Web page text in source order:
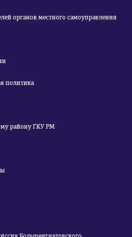
органов местного самоуправления
политика
району ГКУ РМ